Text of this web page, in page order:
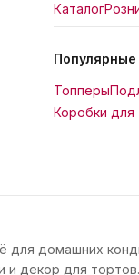
Каталог
Популярные
Топперы
Коробки для
для домашних
декор для